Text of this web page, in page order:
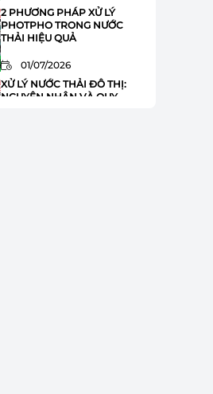
2 PHƯƠNG PHÁP XỬ LÝ
PHOTPHO TRONG NƯỚC
THẢI HIỆU QUẢ
01/07/2026
XỬ LÝ NƯỚC THẢI ĐÔ THỊ:
NGUYÊN NHÂN VÀ QUY